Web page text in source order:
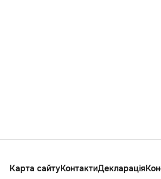
Карта сайтуКонтактиДекларація